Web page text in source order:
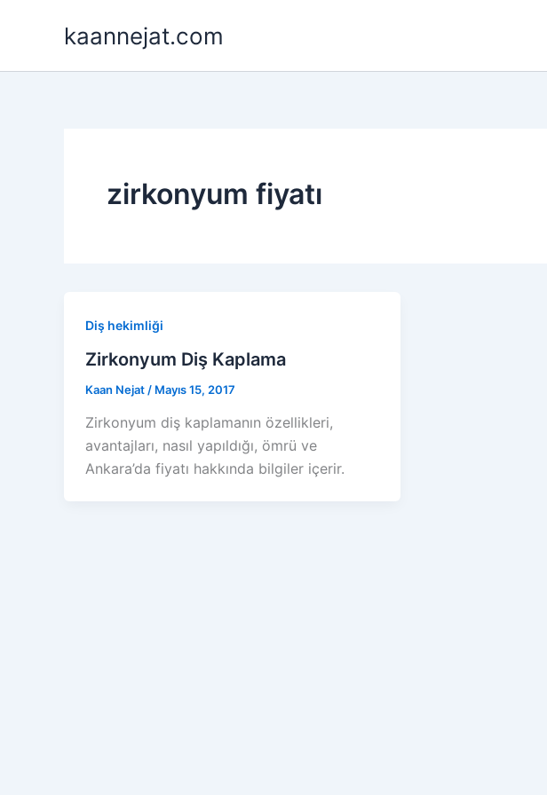
kaannejat.com
zirkonyum fiyatı
Diş hekimliği
Zirkonyum Diş Kaplama
Kaan Nejat / Mayıs 15, 2017
Zirkonyum diş kaplamanın özellikleri,
avantajları, nasıl yapıldığı, ömrü ve
Ankara’da fiyatı hakkında bilgiler içerir.